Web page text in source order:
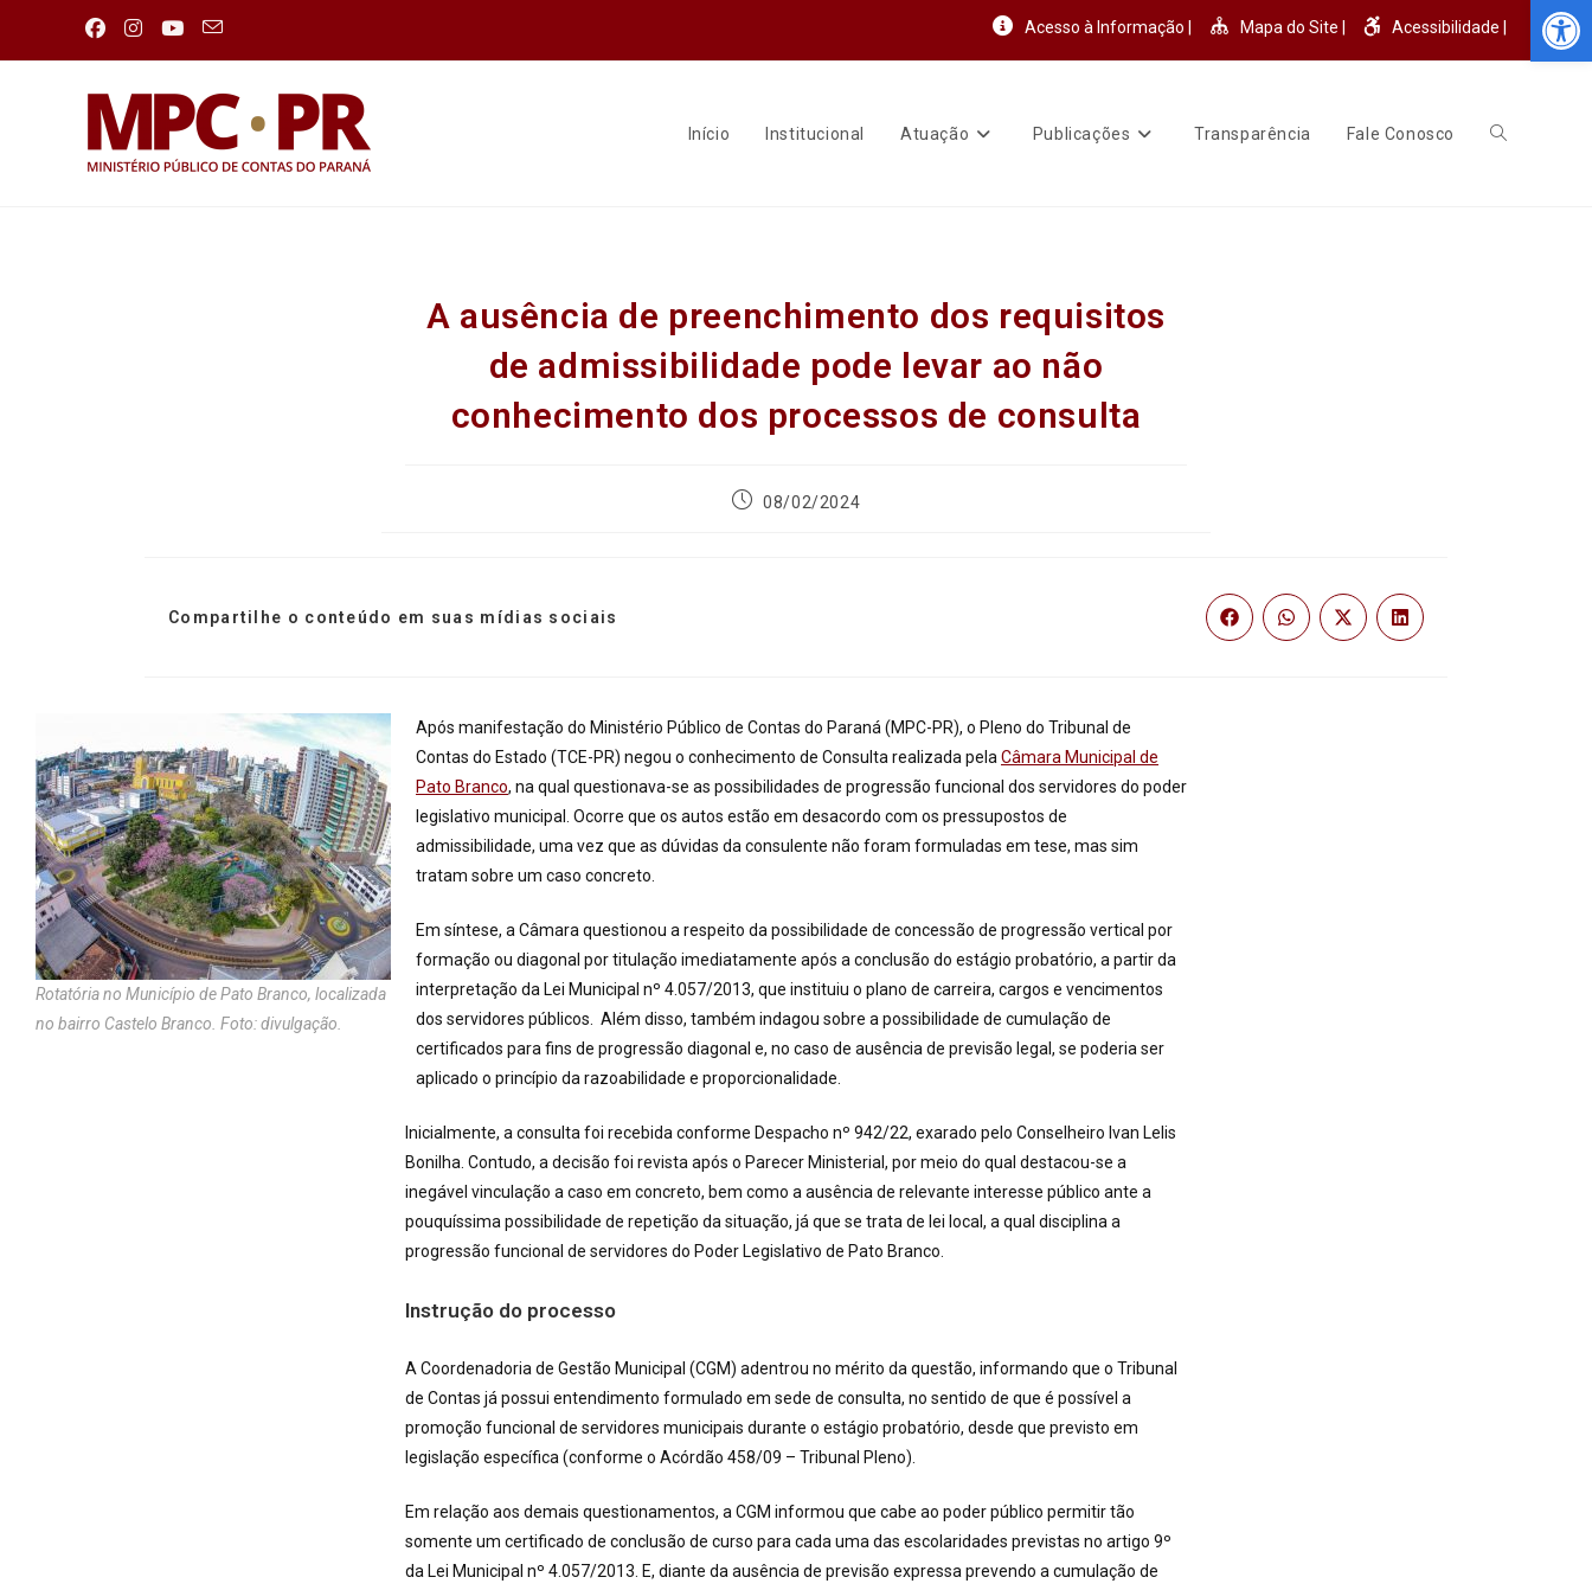
Acesso à Informação | Mapa do Site | Acessibilidade |
Início Institucional Atuação Publicações Transparência Fale Conosco
A ausência de preenchimento dos requisitos
de admissibilidade pode levar ao não
conhecimento dos processos de consulta
08/02/2024
Compartilhe o conteúdo em suas mídias sociais
Rotatória no Município de Pato Branco, localizada
no bairro Castelo Branco. Foto: divulgação.
Após manifestação do Ministério Público de Contas do Paraná (MPC-PR), o Pleno do Tribunal de
Contas do Estado (TCE-PR) negou o conhecimento de Consulta realizada pela Câmara Municipal de
Pato Branco, na qual questionava-se as possibilidades de progressão funcional dos servidores do poder
legislativo municipal. Ocorre que os autos estão em desacordo com os pressupostos de
admissibilidade, uma vez que as dúvidas da consulente não foram formuladas em tese, mas sim
tratam sobre um caso concreto.
Em síntese, a Câmara questionou a respeito da possibilidade de concessão de progressão vertical por
formação ou diagonal por titulação imediatamente após a conclusão do estágio probatório, a partir da
interpretação da Lei Municipal nº 4.057/2013, que instituiu o plano de carreira, cargos e vencimentos
dos servidores públicos. Além disso, também indagou sobre a possibilidade de cumulação de
certificados para fins de progressão diagonal e, no caso de ausência de previsão legal, se poderia ser
aplicado o princípio da razoabilidade e proporcionalidade.
Inicialmente, a consulta foi recebida conforme Despacho nº 942/22, exarado pelo Conselheiro Ivan Lelis
Bonilha. Contudo, a decisão foi revista após o Parecer Ministerial, por meio do qual destacou-se a
inegável vinculação a caso em concreto, bem como a ausência de relevante interesse público ante a
pouquíssima possibilidade de repetição da situação, já que se trata de lei local, a qual disciplina a
progressão funcional de servidores do Poder Legislativo de Pato Branco.
Instrução do processo
A Coordenadoria de Gestão Municipal (CGM) adentrou no mérito da questão, informando que o Tribunal
de Contas já possui entendimento formulado em sede de consulta, no sentido de que é possível a
promoção funcional de servidores municipais durante o estágio probatório, desde que previsto em
legislação específica (conforme o Acórdão 458/09 – Tribunal Pleno).
Em relação aos demais questionamentos, a CGM informou que cabe ao poder público permitir tão
somente um certificado de conclusão de curso para cada uma das escolaridades previstas no artigo 9º
da Lei Municipal nº 4.057/2013. E, diante da ausência de previsão expressa prevendo a cumulação de